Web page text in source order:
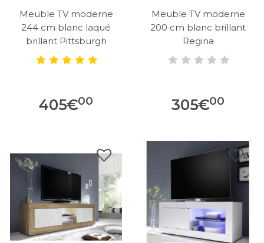
Meuble TV moderne
244 cm blanc laqué
brillant Pittsburgh
405€00
Meuble TV moderne
200 cm blanc brillant
Regina
305€00